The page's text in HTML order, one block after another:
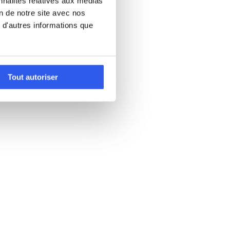
de notre site avec nos
informations que
Tout autoriser